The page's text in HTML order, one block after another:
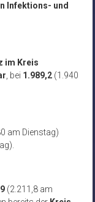
Infektions- und
im Kreis
, bei 1.989,2(1.940
am Dienstag)
(2.211,8 am